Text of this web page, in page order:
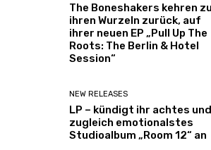
The Boneshakers kehren zu
ihren Wurzeln zurück, auf
ihrer neuen EP „Pull Up The
Roots: The Berlin & Hotel
Session“
NEW RELEASES
LP – kündigt ihr achtes und
zugleich emotionalstes
Studioalbum „Room 12“ an